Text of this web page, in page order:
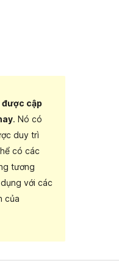
cập
. Nó có
duy trì
có các
tương
với các
của